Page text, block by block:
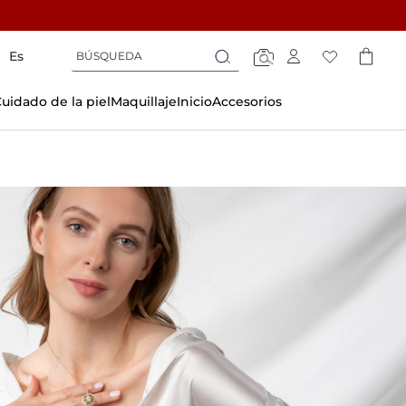
Es
Búsqueda
Búsqueda
Búsqueda
de la pielMaquillajeInicioAccesorios